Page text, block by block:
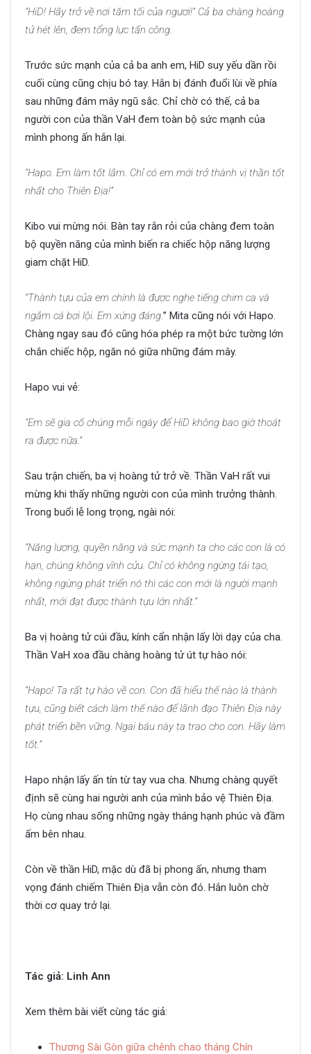
“HiD! Hãy trở về nơi tăm tối của ngươi!” Cả ba chàng hoàng
tử hét lên, đem tổng lực tấn công.
Trước sức mạnh của cả ba anh em, HiD suy yếu dần rồi
cuối cùng cũng chịu bó tay. Hắn bị đánh đuổi lùi về phía
sau những đám mây ngũ sắc. Chỉ chờ có thế, cả ba
người con của thần VaH đem toàn bộ sức mạnh của
mình phong ấn hắn lại.
“Hapo. Em làm tốt lắm. Chỉ có em mới trở thành vị thần tốt
nhất cho Thiên Địa!”
Kibo vui mừng nói. Bàn tay rắn rỏi của chàng đem toàn
bộ quyền năng của mình biến ra chiếc hộp năng lượng
giam chặt HiD.
“Thành tựu của em chính là được nghe tiếng chim ca và
ngắm cá bơi lội. Em xứng đáng.” Mita cũng nói với Hapo.
Chàng ngay sau đó cũng hóa phép ra một bức tường lớn
chắn chiếc hộp, ngăn nó giữa những đám mây.
Hapo vui vẻ:
“Em sẽ gia cố chúng mỗi ngày để HiD không bao giờ thoát
ra được nữa.”
Sau trận chiến, ba vị hoàng tử trở về. Thần VaH rất vui
mừng khi thấy những người con của mình trưởng thành.
Trong buổi lễ long trọng, ngài nói:
“Năng lượng, quyền năng và sức mạnh ta cho các con là có
hạn, chúng không vĩnh cửu. Chỉ có không ngừng tái tạo,
không ngừng phát triển nó thì các con mới là người mạnh
nhất, mới đạt được thành tựu lớn nhất.”
Ba vị hoàng tử cúi đầu, kính cẩn nhận lấy lời dạy của cha.
Thần VaH xoa đầu chàng hoàng tử út tự hào nói:
“Hapo! Ta rất tự hào về con. Con đã hiểu thế nào là thành
tựu, cũng biết cách làm thế nào để lãnh đạo Thiên Địa này
phát triển bền vững. Ngai báu này ta trao cho con. Hãy làm
tốt.”
Hapo nhận lấy ấn tín từ tay vua cha. Nhưng chàng quyết
định sẽ cùng hai người anh của mình bảo vệ Thiên Địa.
Họ cùng nhau sống những ngày tháng hạnh phúc và đầm
ấm bên nhau.
Còn về thần HiD, mặc dù đã bị phong ấn, nhưng tham
vọng đánh chiếm Thiên Địa vẫn còn đó. Hắn luôn chờ
thời cơ quay trở lại.
Tác giả: Linh Ann
Xem thêm bài viết cùng tác giả:
Thương Sài Gòn giữa chênh chao tháng Chín